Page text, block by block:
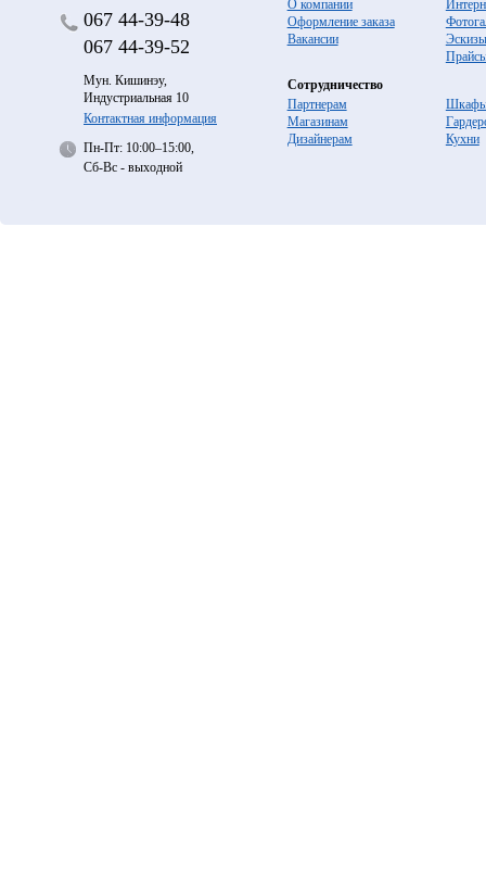
067 44-39-48
067 44-39-52
Мун. Кишинэу,
Индустриальная 10
Контактная информация
Пн-Пт: 10:00–15:00,
Сб-Вс - выходной
О компании
Оформление заказа
Вакансии
Эскизы
Сотрудничество
Партнерам
Магазинам
Дизайнерам
Кухни